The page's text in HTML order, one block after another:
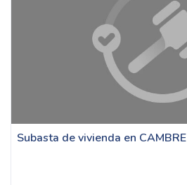
Subasta de vivienda en CAMBRE